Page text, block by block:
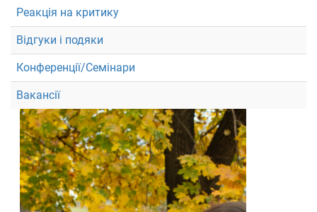
Реакція на критику
Відгуки і подяки
Конференції/Семінари
Вакансії